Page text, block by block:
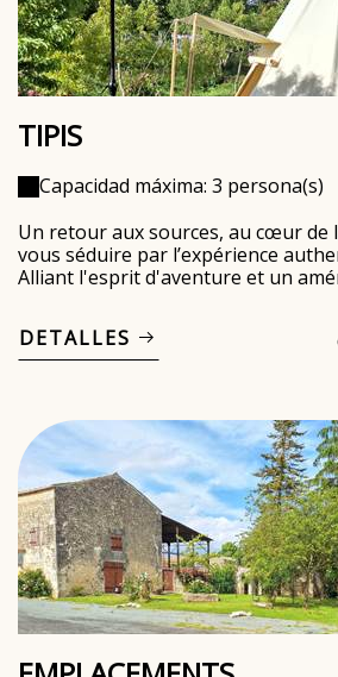
TIPIS
Capacidad máxima: 3 persona(s)
Un retour aux sources, au cœur de
vous séduire par l’expérience
Alliant l'esprit d'aventure et un
DETALLES